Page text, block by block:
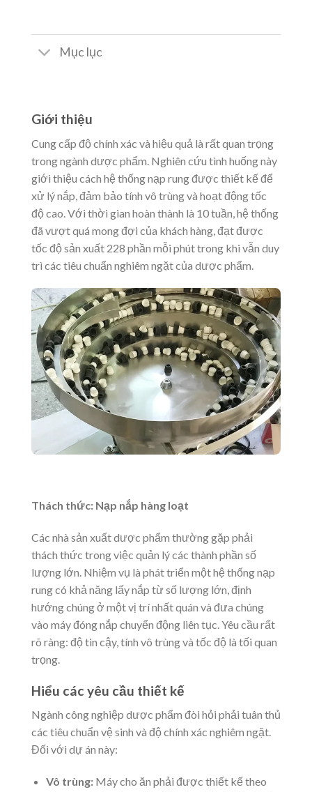
Mục lục
Giới thiệu
Cung cấp độ chính xác và hiệu quả là rất quan trọng
trong ngành dược phẩm. Nghiên cứu tình huống này
giới thiệu cách hệ thống nạp rung được thiết kế để
xử lý nắp, đảm bảo tính vô trùng và hoạt động tốc
độ cao. Với thời gian hoàn thành là 10 tuần, hệ thống
đã vượt quá mong đợi của khách hàng, đạt được
tốc độ sản xuất 228 phần mỗi phút trong khi vẫn duy
trì các tiêu chuẩn nghiêm ngặt của dược phẩm.
Thách thức: Nạp nắp hàng loạt
Các nhà sản xuất dược phẩm thường gặp phải
thách thức trong việc quản lý các thành phần số
lượng lớn. Nhiệm vụ là phát triển một hệ thống nạp
rung có khả năng lấy nắp từ số lượng lớn, định
hướng chúng ở một vị trí nhất quán và đưa chúng
vào máy đóng nắp chuyển động liên tục. Yêu cầu rất
rõ ràng: độ tin cậy, tính vô trùng và tốc độ là tối quan
trọng.
Hiểu các yêu cầu thiết kế
Ngành công nghiệp dược phẩm đòi hỏi phải tuân thủ
các tiêu chuẩn vệ sinh và độ chính xác nghiêm ngặt.
Đối với dự án này:
Vô trùng:Máy cho ăn phải được thiết kế theo